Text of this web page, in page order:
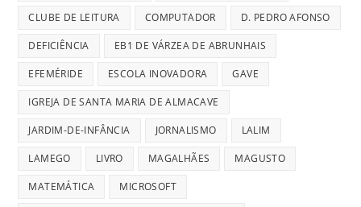
CLUBE DE LEITURA COMPUTADOR D. PEDRO AFONSO
DEFICIÊNCIA EB1 DE VÁRZEA DE ABRUNHAIS
EFEMÉRIDE ESCOLA INOVADORA GAVE
IGREJA DE SANTA MARIA DE ALMACAVE
JARDIM-DE-INFÂNCIA JORNALISMO LALIM
LAMEGO LIVRO MAGALHÃES MAGUSTO
MATEMÁTICA MICROSOFT